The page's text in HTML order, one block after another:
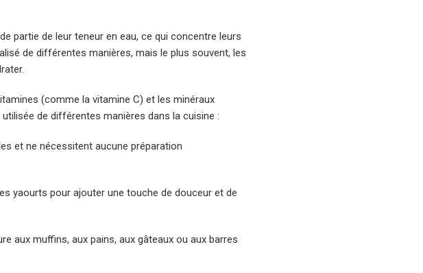
partie de leur teneur en eau, ce qui concentre leurs
de différentes manières, mais le plus souvent, les
(comme la vitamine C) et les minéraux
de différentes manières dans la cuisine :
et ne nécessitent aucune préparation
yaourts pour ajouter une touche de douceur et de
aux muffins, aux pains, aux gâteaux ou aux barres